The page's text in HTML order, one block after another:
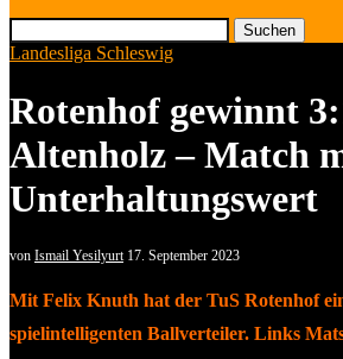
Suchen
Landesliga Schleswig
Rotenhof gewinnt
Altenholz – Match
Unterhaltungswert
von Ismail Yesilyurt 17. September 2023
Mit Felix Knuth hat der TuS Rotenhof
spielintelligenten Ballverteiler. Links